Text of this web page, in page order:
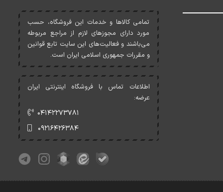
تمامی کالاها و خدمات اين فروشگاه، حسب
مورد دارای مجوزهای لازم از مراجع مربوطه
می‌باشند و فعاليت‌های اين سايت تابع قوانين
و مقررات جمهوری اسلامی ايران است.
اطلاعات تماس با فروشگاه اینترنتی ایران
عرضه:
۰۴۱۴۲۲۷۳۷۸۱
۰۹۲۱۶۴۲۶۳۸۴